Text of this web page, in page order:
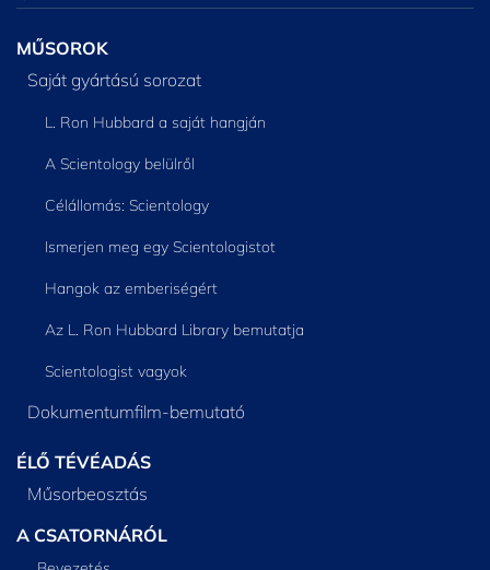
MŰSOROK
Saját gyártású sorozat
L. Ron Hubbard a saját hangján
A Scientology belülről
Célállomás: Scientology
Ismerjen meg egy Scientologistot
Hangok az emberiségért
Az L. Ron Hubbard Library bemutatja
Scientologist vagyok
Dokumentumfilm-bemutató
ÉLŐ TÉVÉADÁS
Műsorbeosztás
A CSATORNÁRÓL